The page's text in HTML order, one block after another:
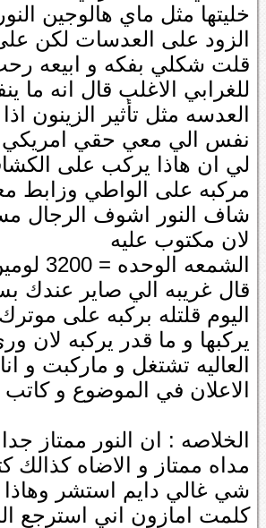
خليتها مثل ماي هالوجين
الزود على العدسات لكن
قلت شكلي بفكه و ابيعه
للغرابي الاغلب قال انه ما
العدسه مثل تأثير
نفس الي معي حقي امريكي
لي ان هاذا يركب على
مركبه على الواطي وزابط
شاف النور اشوف الرجال
لان مكتوب عليه
الشمعه الوحده = 3200 لومين و الثنتين تصير 6400
قال غريبه الي صاير عندك
يركبها و ما قدر يركبه لان
العاليه تشتغل و ماركبت و
الاعلان في الموضوع و
الخلاصه : ان النور ممتاز
مداه ممتاز و الاضاه
شي غالي دايم استشر وهاذا
كلمت امازون اني استرجع